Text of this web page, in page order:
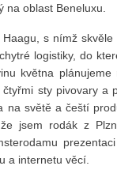
oblast Beneluxu.
s nímž
logistiky, do
května
sty pivovary a
na světě a čeští
jsem rodák z
a internetu věcí.